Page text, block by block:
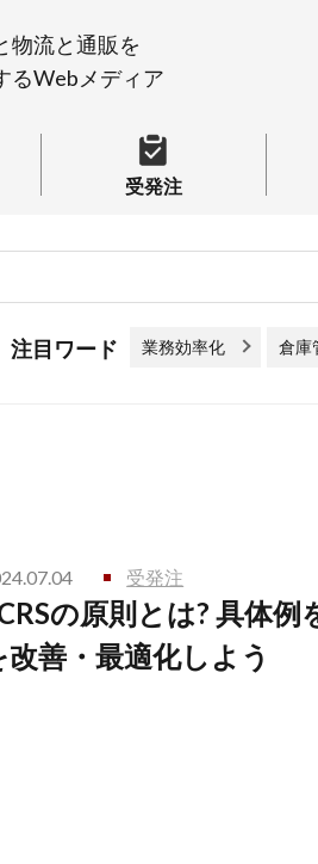
物流と通販を
るWebメディア
受発注
業務効率化 倉庫
受発注
の原則とは? 具体
改善・最適化しよう